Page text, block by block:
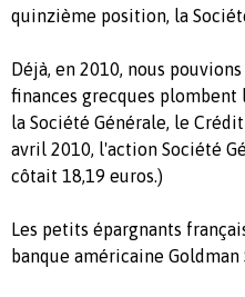
quinzième position, la
Déjà, en 2010, nous
finances grecques plombent
la Société Générale, le
avril 2010, l'action Société
côtait 18,19 euros.)
Les petits épargnants
banque américaine